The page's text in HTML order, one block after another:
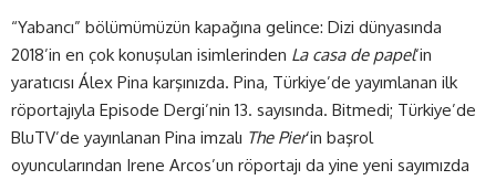
“Yabancı” bölümümüzün kapağına gelince: Dizi dünyasında
2018’in en çok konuşulan isimlerinden La casa de papel‘in
yaratıcısı Álex Pina karşınızda. Pina, Türkiye’de yayımlanan ilk
röportajıyla Episode Dergi’nin 13. sayısında. Bitmedi; Türkiye’de
BluTV’de yayınlanan Pina imzalı The Pier‘in başrol
oyuncularından Irene Arcos’un röportajı da yine yeni sayımızda